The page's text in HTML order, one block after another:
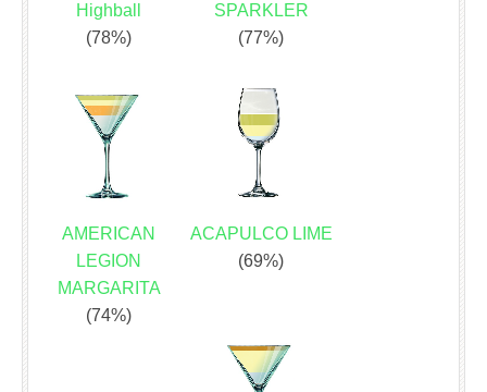
Highball
(78%)
SPARKLER
(77%)
AMERICAN
LEGION
MARGARITA
(74%)
ACAPULCO LIME
(69%)